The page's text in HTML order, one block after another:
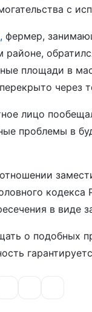
с
фермер,
районе,
площади в
через
лицо
проблемы в
в виде
о подобных